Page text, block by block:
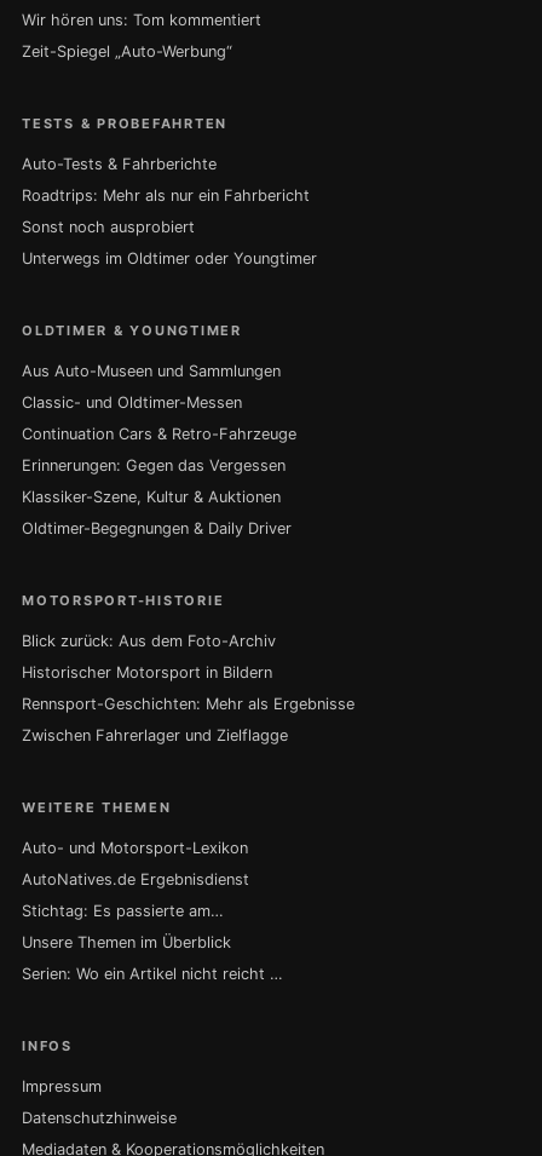
Wir hören uns: Tom kommentiert
Zeit-Spiegel „Auto-Werbung“
TESTS & PROBEFAHRTEN
Auto-Tests & Fahrberichte
Roadtrips: Mehr als nur ein Fahrbericht
Sonst noch ausprobiert
Unterwegs im Oldtimer oder Youngtimer
OLDTIMER & YOUNGTIMER
Aus Auto-Museen und Sammlungen
Classic- und Oldtimer-Messen
Continuation Cars & Retro-Fahrzeuge
Erinnerungen: Gegen das Vergessen
Klassiker-Szene, Kultur & Auktionen
Oldtimer-Begegnungen & Daily Driver
MOTORSPORT-HISTORIE
Blick zurück: Aus dem Foto-Archiv
Historischer Motorsport in Bildern
Rennsport-Geschichten: Mehr als Ergebnisse
Zwischen Fahrerlager und Zielflagge
WEITERE THEMEN
Auto- und Motorsport-Lexikon
AutoNatives.de Ergebnisdienst
Stichtag: Es passierte am…
Unsere Themen im Überblick
Serien: Wo ein Artikel nicht reicht …
INFOS
Impressum
Datenschutzhinweise
Mediadaten & Kooperationsmöglichkeiten